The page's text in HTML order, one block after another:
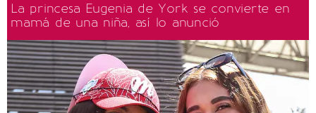
La princesa Eugenia de York se convierte en
mamá de una niña, así lo anunció